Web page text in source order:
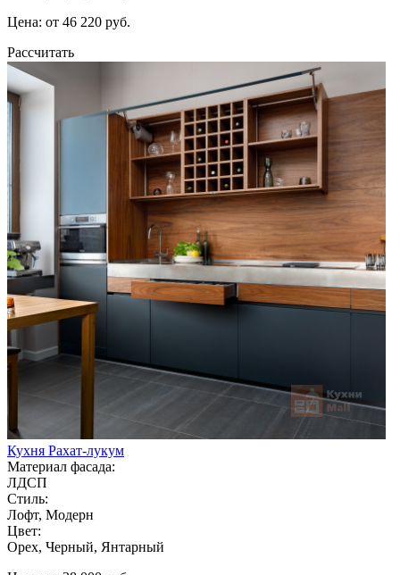
Цена: от 46 220 руб.
Рассчитать
Кухня Рахат-лукум
Материал фасада:
ЛДСП
Стиль:
Лофт, Модерн
Цвет:
Орех, Черный, Янтарный